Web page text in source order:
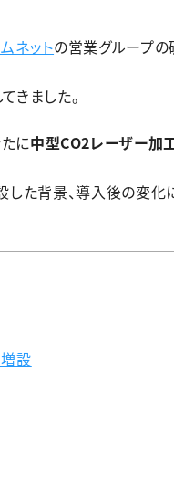
ネットの営業グループの
きました。
に中型CO2レーザー加
した背景、導入後の変化
設